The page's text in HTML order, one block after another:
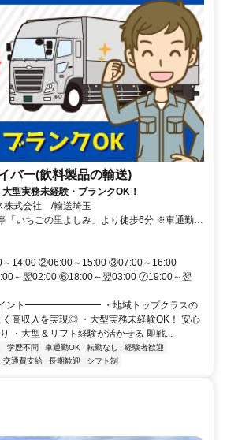
バー(飲料製品の輸送)
型実務未経験・ブランクOK！
株式会社 /輸送埼玉
「いちごの里よしみ」より徒歩6分 ※車通勤可
14:00 ②06:00～15:00 ③07:00～16:00
～翌02:00 ⑥18:00～翌03:00 ⑦19:00～翌
イント━━━━━━━━ ・地域トップクラスの
高収入を実現◎ ・大型実務未経験OK！ 安心
・大型＆リフト経験が活かせる 即戦...
学歴不問 車通勤OK 転勤なし
経験者歓迎
交通費支給 長期歓迎 シフト制